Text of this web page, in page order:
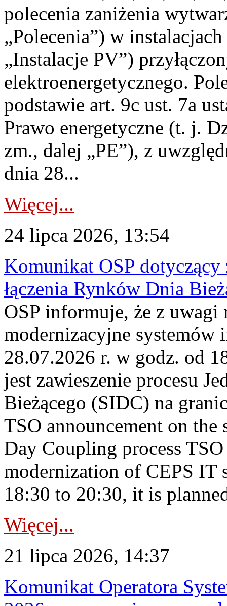
polecenia zaniżenia
„Polecenia”) w
„Instalacje PV”)
elektroenergetycznego.
podstawie art. 9c ust. 7a
Prawo energetyczne (t. j.
zm., dalej „PE”), z
dnia 28...
Więcej...
24 lipca 2026, 13:54
Komunikat OSP dotyczący
łączenia Rynków Dnia
OSP informuje, że z uwagi
modernizacyjne
28.07.2026 r. w godz. od
jest zawieszenie procesu
Bieżącego (SIDC) na
TSO announcement on
Day Coupling process
modernization of CEPS IT
18:30 to 20:30, it is
Więcej...
21 lipca 2026, 14:37
Komunikat Operatora